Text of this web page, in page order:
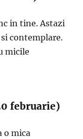
in tine. Astazi
contemplare.
micile
februarie)
o mica